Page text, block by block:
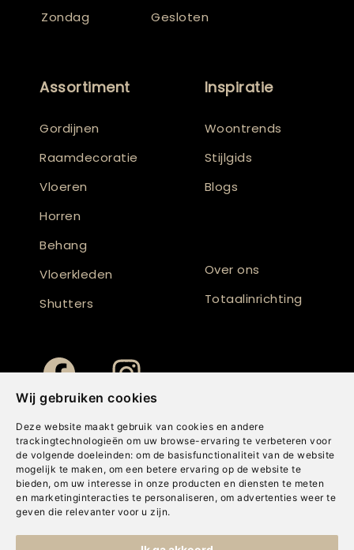
Wij gebruiken cookies
Deze website maakt gebruik van cookies en andere
trackingtechnologieën om uw browse-ervaring te verbeteren voor
de volgende doeleinden: om de basisfunctionaliteit van de website
mogelijk te maken , om een betere ervaring op de website te
bieden, om uw interesse in onze producten en diensten te meten
en marketinginteracties te personaliseren , om advertenties weer te
geven die relevanter voor u zijn.
Zondag
Gesloten
Assortiment
Gordijnen
Raamdecoratie
Vloeren
Horren
Behang
Vloerkleden
Shutters
Inspiratie
Woontrends
Stijlgids
Blogs
Over ons
Totaalinrichting